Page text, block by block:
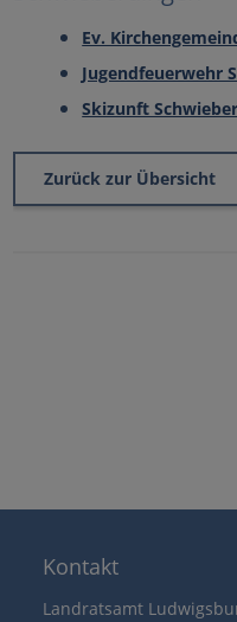
Ev.
Jugendfeuerwehr
Skizunft
Zurück zur Übersicht
Kontakt
Landratsamt